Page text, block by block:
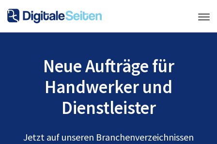
Neue Aufträge für
Handwerker und
Dienstleister
Jetzt auf unseren Branchenverzeichnissen